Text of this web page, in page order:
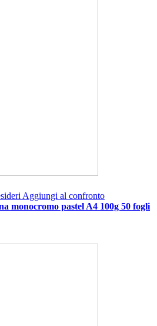
Aggiungi al confronto
monocromo pastel A4 100g 50 fogli